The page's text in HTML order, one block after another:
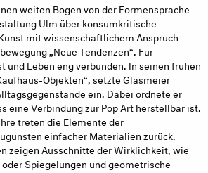
weiten Bogen von der Formensprache
Ulm über konsumkritische
mit wissenschaftlichem Anspruch
„Neue Tendenzen“. Für
und Leben eng verbunden. In seinen frühen
Objekten“, setzte Glasmeier
ein. Dabei ordnete er
eine Verbindung zur Pop Art herstellbar ist.
treten die Elemente der
einfacher Materialien zurück.
zeigen Ausschnitte der Wirklichkeit, wie
Spiegelungen und geometrische